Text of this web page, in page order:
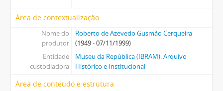
Área de contextualização
Nome do
produtor
Roberto de Azevedo Gusmão Cerqueira
(1949 - 07/11/1999)
Entidade
custodiadora
Museu da República (IBRAM). Arquivo
Histórico e Institucional
Área de conteúdo e estrutura